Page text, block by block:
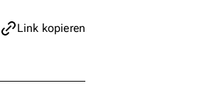
Link kopieren